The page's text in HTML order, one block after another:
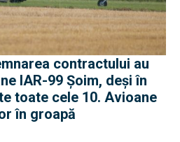
contractului au
IAR-99 Șoim, deși în
toate cele 10. Avioane
în groapă